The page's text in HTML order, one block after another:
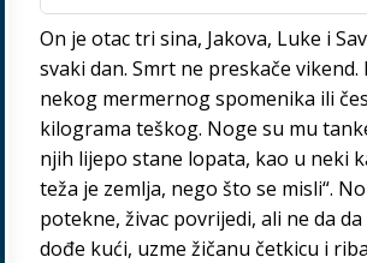
On je otac tri sina, Jakova, Luke i
svaki dan. Smrt ne preskače
nekog mermernog spomenika ili
kilograma teškog. Noge su mu
njih lijepo stane lopata, kao u neki
teža je zemlja, nego što se misli“.
potekne, živac povrijedi, ali ne da
dođe kući, uzme žičanu četkicu i